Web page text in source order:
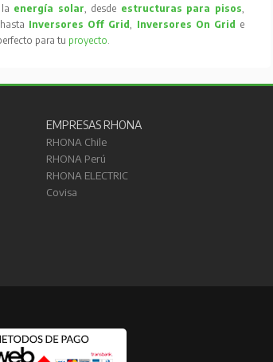
energía solar, desde estructuras para pisos,
Inversores Off Grid, Inversores On Grid e
para tu proyecto.
EMPRESAS RHONA
RHONA Chile
RHONA Perú
RHONA ELECTRIC
Covisa